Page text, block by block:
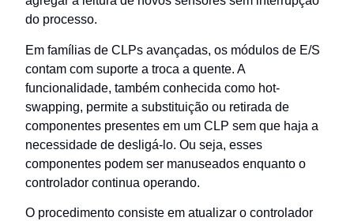
do processo.
Em famílias de CLPs avançadas, os módulos de E/S
contam com suporte a troca a quente. A
funcionalidade, também conhecida como hot-
swapping, permite a substituição ou retirada de
componentes presentes em um CLP sem que haja a
necessidade de desligá-lo. Ou seja, esses
componentes podem ser manuseados enquanto o
controlador continua operando.
O procedimento consiste em atualizar o controlador